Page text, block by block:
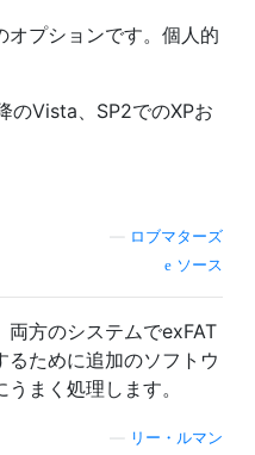
プションです。個人的
のVista、SP2でのXPお
ロブマターズ
ソース
方のシステムでexFAT
ために追加のソフトウ
まく処理します。
リー・ルマン